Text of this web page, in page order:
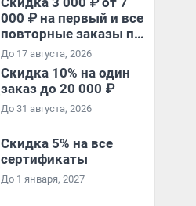
000 ₽ на первый и все
повторные заказы по
промокоду МОМЕНТ
До 17 августа, 2026
Скидка 10% на один
заказ до 20 000 ₽
До 31 августа, 2026
Скидка 5% на все
сертификаты
До 1 января, 2027